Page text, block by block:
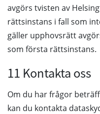
avgörs tvisten av
rättsinstans i fall som
gäller upphovsrätt
som första rättsinstans.
11 Kontakta oss
Om du har frågor
kan du kontakta